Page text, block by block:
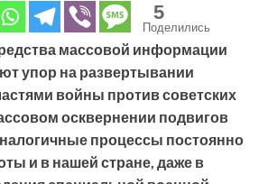
5
Поделились
массовой информации
упор на развертывании
войны против советских
осквернении подвигов
процессы постоянно
и в нашей стране, даже в